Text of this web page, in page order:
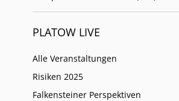
PLATOW LIVE
Alle Veranstaltungen
Risiken 2025
Falkensteiner Perspektiven